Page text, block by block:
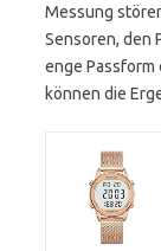
Messung
Sensoren, den
enge
können die